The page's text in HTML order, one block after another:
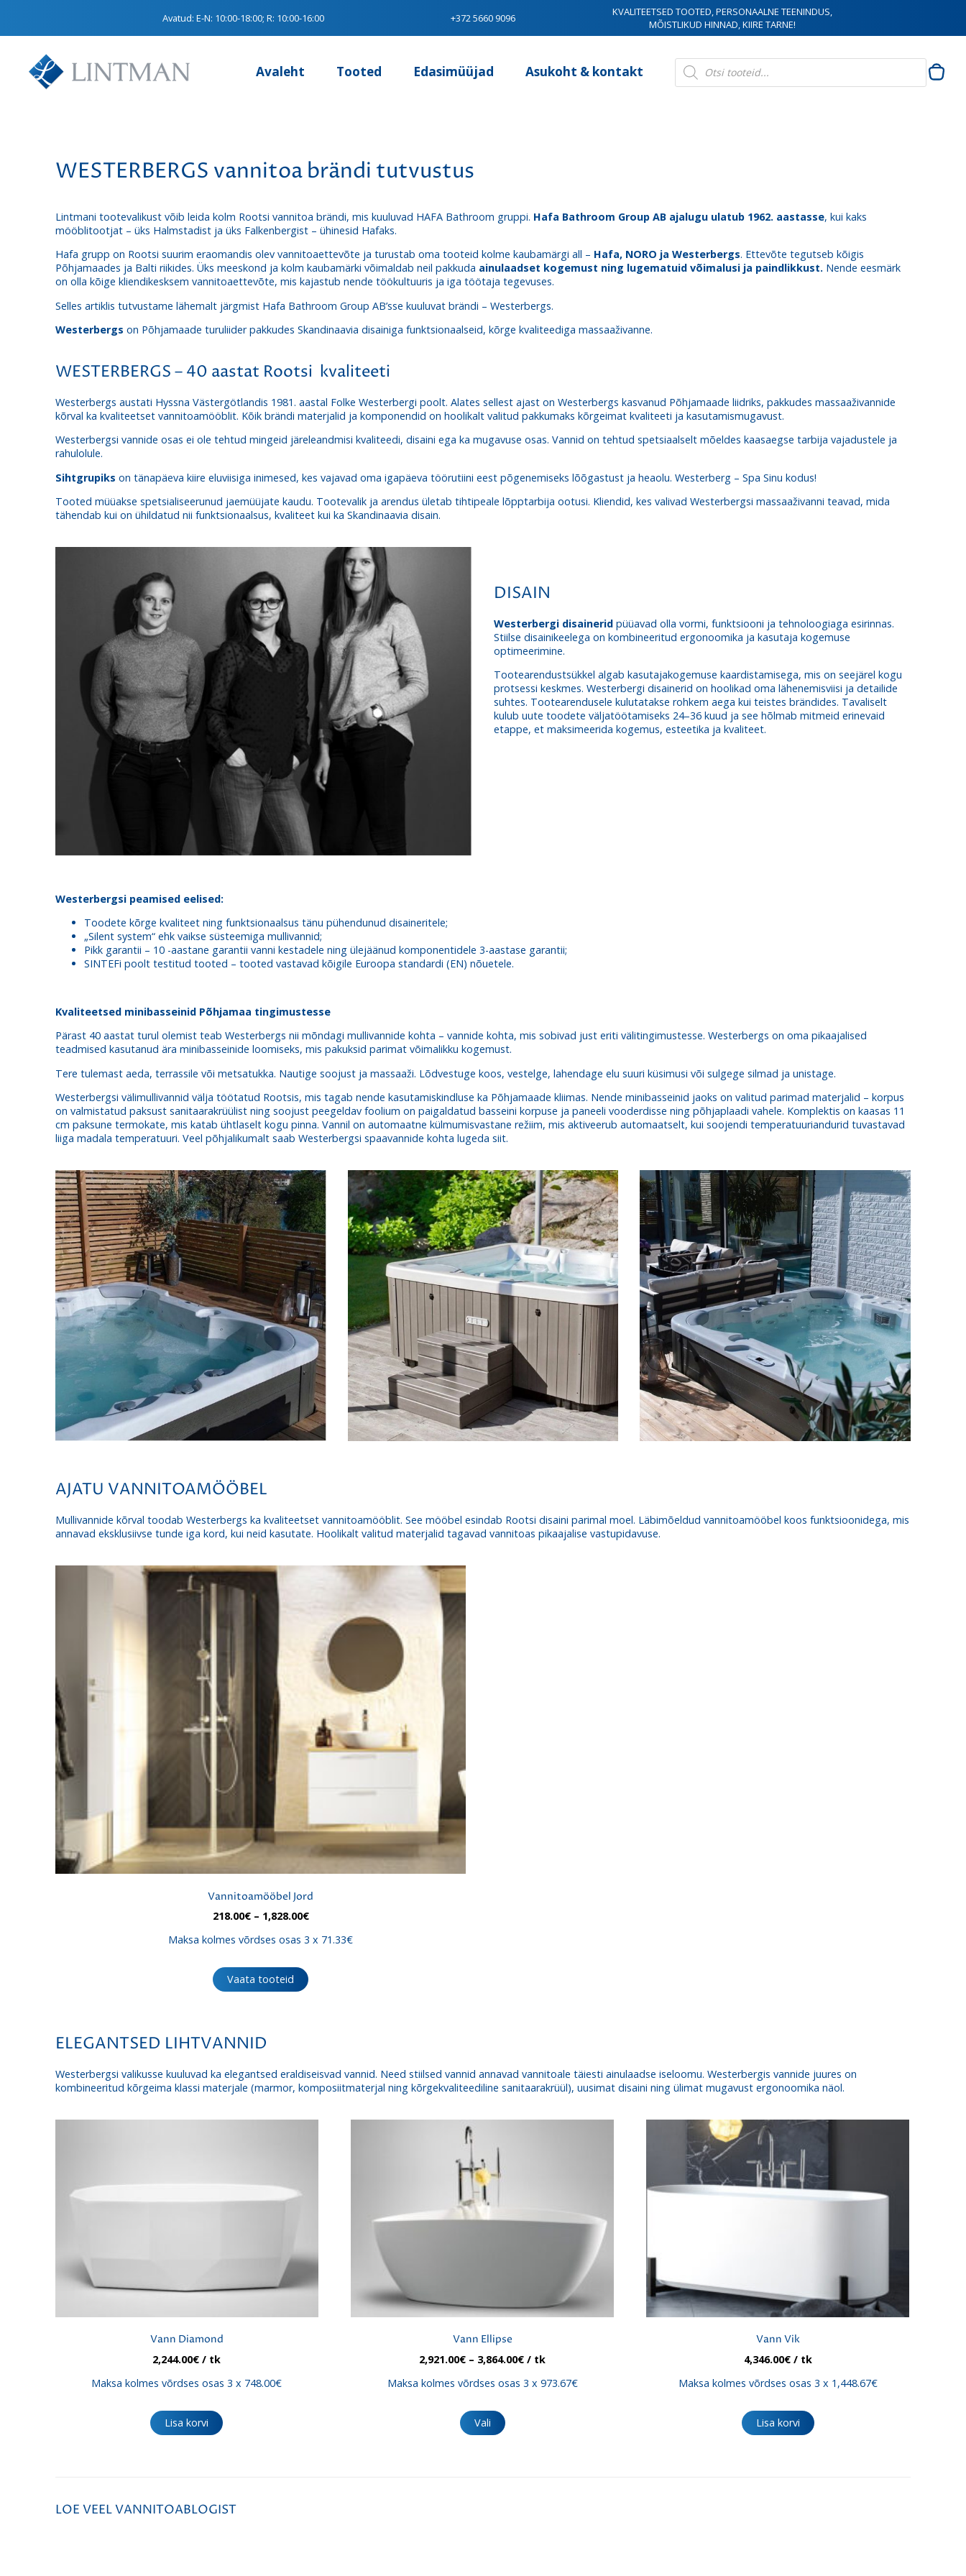
Avatud:E-N: 10:00-18:00; R: 10:00-16:00 +372 5660 9096
KVALITEETSED TOOTED, PERSONAALNE TEENINDUS,
MÕISTLIKUD HINNAD, KIIRE TARNE!
Avaleht Tooted Edasimüüjad Asukoht & kontakt
Products
search
WESTERBERGS vannitoa brändi tutvustus
Lintmani tootevalikust võib leida kolm Rootsi vannitoa brändi, mis kuuluvad HAFA Bathroom gruppi. Hafa Bathroom Group AB ajalugu ulatub 1962. aastasse, kui kaks
mööblitootjat – üks Halmstadist ja üks Falkenbergist – ühinesid Hafaks.
Hafa grupp on Rootsi suurim eraomandis olev vannitoaettevõte ja turustab oma tooteid kolme kaubamärgi all – Hafa, NORO ja Westerbergs. Ettevõte tegutseb kõigis
Põhjamaades ja Balti riikides. Üks meeskond ja kolm kaubamärki võimaldab neil pakkuda ainulaadset kogemust ning lugematuid võimalusi ja paindlikkust.Nende eesmärk
on olla kõige kliendikesksem vannitoaettevõte, mis kajastub nende töökultuuris ja iga töötaja tegevuses.
Selles artiklis tutvustame lähemalt järgmist Hafa Bathroom Group AB’sse kuuluvat brändi – Westerbergs.
Westerbergs on Põhjamaade turuliider pakkudes Skandinaavia disainiga funktsionaalseid, kõrge kvaliteediga massaaživanne.
WESTERBERGS – 40 aastat Rootsi kvaliteeti
Westerbergs austati Hyssna Västergötlandis 1981. aastal Folke Westerbergi poolt. Alates sellest ajast on Westerbergs kasvanud Põhjamaade liidriks, pakkudes massaaživannide
kõrval ka kvaliteetset vannitoamööblit. Kõik brändi materjalid ja komponendid on hoolikalt valitud pakkumaks kõrgeimat kvaliteeti ja kasutamismugavust.
Westerbergsi vannide osas ei ole tehtud mingeid järeleandmisi kvaliteedi, disaini ega ka mugavuse osas. Vannid on tehtud spetsiaalselt mõeldes kaasaegse tarbija vajadustele ja
rahulolule.
Sihtgrupiks on tänapäeva kiire eluviisiga inimesed, kes vajavad oma igapäeva töörutiini eest põgenemiseks lõõgastust ja heaolu. Westerberg – Spa Sinu kodus!
Tooted müüakse spetsialiseerunud jaemüüjate kaudu. Tootevalik ja arendus ületab tihtipeale lõpptarbija ootusi. Kliendid, kes valivad Westerbergsi massaaživanni teavad, mida
tähendab kui on ühildatud nii funktsionaalsus, kvaliteet kui ka Skandinaavia disain.
DISAIN
Westerbergi disaineridpüüavad olla vormi, funktsiooni ja tehnoloogiaga esirinnas.
Stiilse disainikeelega on kombineeritud ergonoomika ja kasutaja kogemuse
optimeerimine.
Tootearendustsükkel algab kasutajakogemuse kaardistamisega, mis on seejärel kogu
protsessi keskmes. Westerbergi disainerid on hoolikad oma lähenemisviisi ja detailide
suhtes. Tootearendusele kulutatakse rohkem aega kui teistes brändides. Tavaliselt
kulub uute toodete väljatöötamiseks 24–36 kuud ja see hõlmab mitmeid erinevaid
etappe, et maksimeerida kogemus, esteetika ja kvaliteet.
Westerbergsi peamised eelised:
Toodete kõrge kvaliteet ning funktsionaalsus tänu pühendunud disaineritele;
„Silent system“ ehk vaikse süsteemiga mullivannid;
Pikk garantii – 10 -aastane garantii vanni kestadele ning ülejäänud komponentidele 3-aastase garantii;
SINTEFi poolt testitud tooted – tooted vastavad kõigile Euroopa standardi (EN) nõuetele.
Kvaliteetsed minibasseinid Põhjamaa tingimustesse
Pärast 40 aastat turul olemist teab Westerbergs nii mõndagi mullivannide kohta – vannide kohta, mis sobivad just eriti välitingimustesse. Westerbergs on oma pikaajalised
teadmised kasutanud ära minibasseinide loomiseks, mis pakuksid parimat võimalikku kogemust.
Tere tulemast aeda, terrassile või metsatukka. Nautige soojust ja massaaži. Lõdvestuge koos, vestelge, lahendage elu suuri küsimusi või sulgege silmad ja unistage.
Westerbergsi välimullivannid välja töötatud Rootsis, mis tagab nende kasutamiskindluse ka Põhjamaade kliimas. Nende minibasseinid jaoks on valitud parimad materjalid – korpus
on valmistatud paksust sanitaarakrüülist ning soojust peegeldav foolium on paigaldatud basseini korpuse ja paneeli vooderdisse ning põhjaplaadi vahele. Komplektis on kaasas 11
cm paksune termokate, mis katab ühtlaselt kogu pinna. Vannil on automaatne külmumisvastane režiim, mis aktiveerub automaatselt, kui soojendi temperatuuriandurid tuvastavad
liiga madala temperatuuri. Veel põhjalikumalt saab Westerbergsi spaavannide kohta lugeda siit.
AJATU VANNITOAMÖÖBEL
Mullivannide kõrval toodab Westerbergs ka kvaliteetset vannitoamööblit. See mööbel esindab Rootsi disaini parimal moel. Läbimõeldud vannitoamööbel koos funktsioonidega, mis
annavad eksklusiivse tunde iga kord, kui neid kasutate. Hoolikalt valitud materjalid tagavad vannitoas pikaajalise vastupidavuse.
Vannitoamööbel Jord
218.00€ – 1,828.00€Hinnavahemik:
kuni
Maksa kolmes võrdses osas 3 x 71.33€
Vaata tooteid
ELEGANTSED LIHTVANNID
Westerbergsi valikusse kuuluvad ka elegantsed eraldiseisvad vannid. Need stiilsed vannid annavad vannitoale täiesti ainulaadse iseloomu. Westerbergis vannide juures on
kombineeritud kõrgeima klassi materjale (marmor, komposiitmaterjal ning kõrgekvaliteediline sanitaarakrüül), uusimat disaini ning ülimat mugavust ergonoomika näol.
Vann Diamond
2,244.00€ / tk
Maksa kolmes võrdses osas 3 x 748.00€
Lisa korvi
Vann Ellipse
2,921.00€ – 3,864.00€Hinnavahemik:
kuni
/ tk
Maksa kolmes võrdses osas 3 x 973.67€
Vali
tootel
Vann Vik
4,346.00€/ tk
Maksa kolmes võrdses osas 3 x 1,448.67€
Lisa korvi
LOE VEEL VANNITOABLOGIST